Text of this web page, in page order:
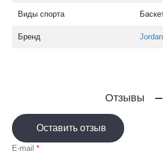
Виды спорта
Бренд Jordan
Отзывы
Оставить отзыв
E-mail